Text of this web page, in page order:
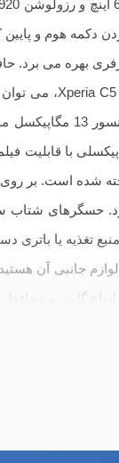
جانبی آن
گلس و محافظ